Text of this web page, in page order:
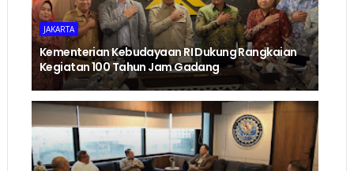
JAKARTA
Kementerian Kebudayaan RI Dukung Rangkaian
Kegiatan 100 Tahun Jam Gadang